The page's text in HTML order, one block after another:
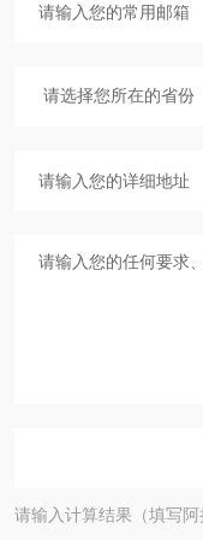
请输入计算结果（填写